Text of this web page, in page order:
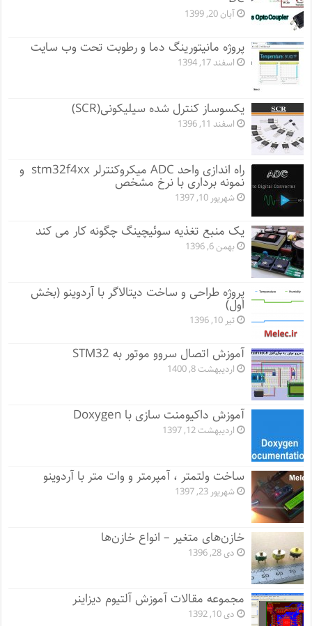
آبان 20, 1399
پروژه مانيتورينگ دما و رطوبت تحت وب سایت
اسفند 17, 1394
یکسوساز کنترل شده سیلیکونی(SCR)
اسفند 11, 1396
راه اندازی واحد ADC میکروکنترلر stm32f4xx و
نمونه برداری با نرخ مشخص
شهریور 10, 1397
یک منبع تغذیه سوئیچینگ چگونه کار می کند
بهمن 6, 1396
پروژه طراحی و ساخت دیتالاگر با آردوینو (بخش
اول)
تیر 10, 1396
آموزش اتصال سروو موتور به STM32
اردیبهشت 8, 1400
آموزش داکیومنت سازی با Doxygen
اردیبهشت 12, 1397
ساخت ولتمتر ، آمپرمتر و وات متر با آردوینو
شهریور 23, 1397
خازن‌های متغیر – انواع خازن‌ها
دی 28, 1396
مجموعه مقالات آموزش آلتیوم دیزاینر
دی 10, 1392